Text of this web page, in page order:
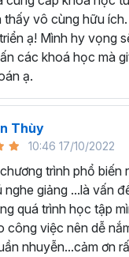
nhớ lâu bởi luôn
với lý thuyết.
giảng được xây
đồng thời chú trọng
Đặc biệt, bộ video
với tất cả mọi đối
sở với thủ thuật
quả bất ngờ trong
lý được mọi việc
chuyên nghiệp giúp
nâng cao hiệu
thấy vô cùng hữu
ạ! Mình hy vọng
các khoá học mà
ạ.
Thùy
10:46 17/10/2022
trình phổ biến
giảng ...là vấn
quá trình học tập
công việc nên dễ
nhuyễn...cảm ơn